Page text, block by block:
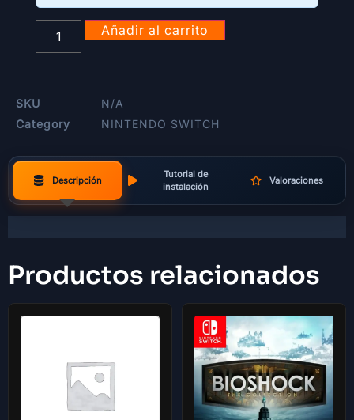
Añadir al carrito
SKU
N/A
Category
NINTENDO SWITCH
Descripción
Tutorial de
instalación
Valoraciones
Productos relacionados